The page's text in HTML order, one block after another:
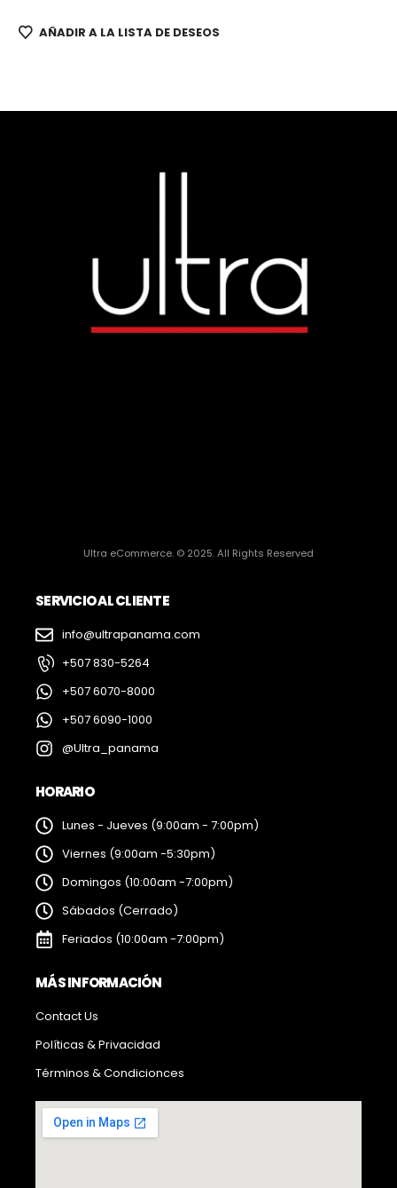
AÑADIR A LA LISTA DE DESEOS
Ultra eCommerce. © 2025. All Rights Reserved
SERVICIO AL CLIENTE
info@ultrapanama.com
+507 830-5264
+507 6070-8000
+507 6090-1000
@Ultra_panama
HORARIO
Lunes - Jueves (9:00am - 7:00pm)
Viernes (9:00am -5:30pm)
Domingos (10:00am -7:00pm)
Sábados (Cerrado)
Feriados (10:00am -7:00pm)
MÁS INFORMACIÓN
Contact Us
Políticas & Privacidad
Términos & Condicionces